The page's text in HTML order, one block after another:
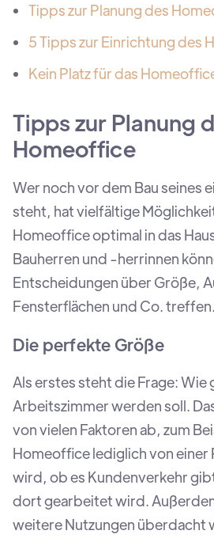
Tipps zur Planung des
5 Tipps zur Einrichtung des
Kein Platz für das
Tipps zur Planung
Homeoffice
Wer noch vor dem Bau seines
steht, hat vielfältige
Homeoffice optimal in das
Bauherren und -herrinnen
Entscheidungen über Größe,
Fensterflächen und Co. treffen.
Die perfekte Größe
Als erstes steht die Frage:
Arbeitszimmer werden soll.
von vielen Faktoren ab, zum
Homeoffice lediglich von einer
wird, ob es Kundenverkehr
dort gearbeitet wird.
weitere Nutzungen überdacht